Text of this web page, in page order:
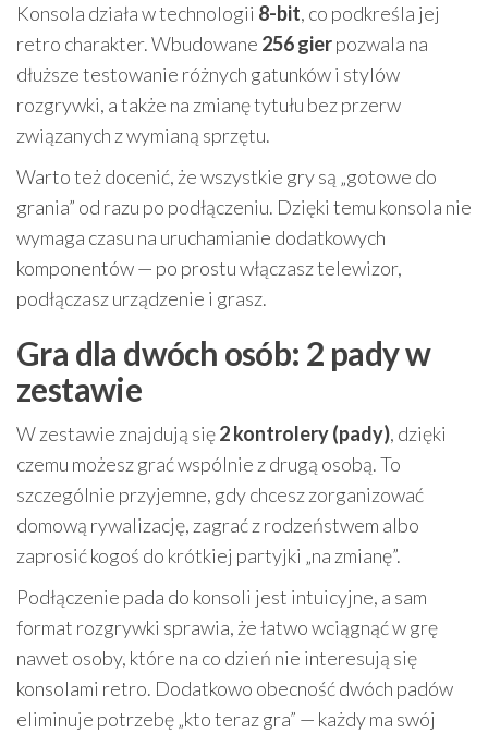
Konsola działa w technologii 8-bit, co podkreśla jej
retro charakter. Wbudowane 256 gierpozwala na
dłuższe testowanie różnych gatunków i stylów
rozgrywki, a także na zmianę tytułu bez przerw
związanych z wymianą sprzętu.
Warto też docenić, że wszystkie gry są „gotowe do
grania” od razu po podłączeniu. Dzięki temu konsola nie
wymaga czasu na uruchamianie dodatkowych
komponentów — po prostu włączasz telewizor,
podłączasz urządzenie i grasz.
Gra dla dwóch osób: 2 pady w
zestawie
W zestawie znajdują się2 kontrolery (pady), dzięki
czemu możesz grać wspólnie z drugą osobą. To
szczególnie przyjemne, gdy chcesz zorganizować
domową rywalizację, zagrać z rodzeństwem albo
zaprosić kogoś do krótkiej partyjki „na zmianę”.
Podłączenie pada do konsoli jest intuicyjne, a sam
format rozgrywki sprawia, że łatwo wciągnąć w grę
nawet osoby, które na co dzień nie interesują się
konsolami retro. Dodatkowo obecność dwóch padów
eliminuje potrzebę „kto teraz gra” — każdy ma swój